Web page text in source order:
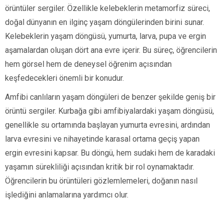
örüntüler sergiler. Özellikle kelebeklerin metamorfiz süreci,
doğal dünyanın en ilginç yaşam döngülerinden birini sunar.
Kelebeklerin yaşam döngüsü, yumurta, larva, pupa ve ergin
aşamalardan oluşan dört ana evre içerir. Bu süreç, öğrencilerin
hem görsel hem de deneysel öğrenim açısından
keşfedecekleri önemli bir konudur.
Amfibi canlıların yaşam döngüleri de benzer şekilde geniş bir
örüntü sergiler. Kurbağa gibi amfibiyalardaki yaşam döngüsü,
genellikle su ortamında başlayan yumurta evresini, ardından
larva evresini ve nihayetinde karasal ortama geçiş yapan
ergin evresini kapsar. Bu döngü, hem sudaki hem de karadaki
yaşamın sürekliliği açısından kritik bir rol oynamaktadır.
Öğrencilerin bu örüntüleri gözlemlemeleri, doğanın nasıl
işlediğini anlamalarına yardımcı olur.